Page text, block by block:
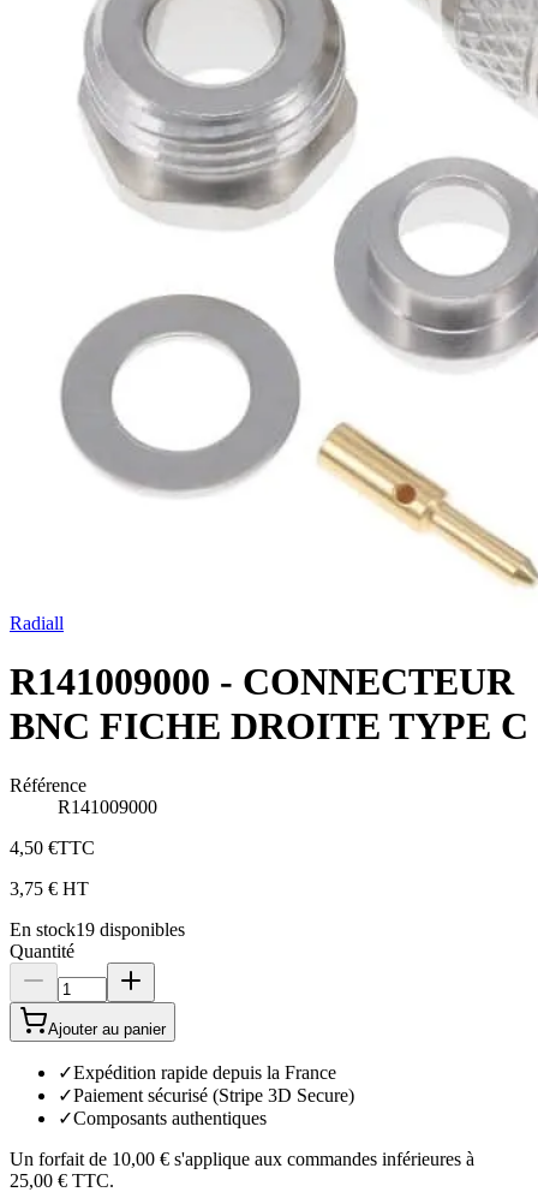
Radiall
R141009000 - CONNECTEUR
BNC FICHE DROITE TYPE C
Référence
R141009000
4,50 €TTC
3,75 € HT
En stock19 disponibles
Quantité
Ajouter au panier
✓Expédition rapide depuis la France
✓Paiement sécurisé (Stripe 3D Secure)
✓Composants authentiques
Un forfait de 10,00 € s'applique aux commandes inférieures à
25,00 € TTC.